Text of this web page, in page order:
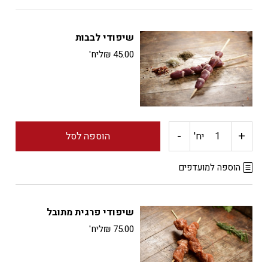
עוף
שיפודי לבבות
₪45.00 ליח'
+ כמות
של
לבבות
יח' - הוספה לסל
הוספה למועדפים
שיפודי פרגית מתובל
₪ 75.00 ליח'